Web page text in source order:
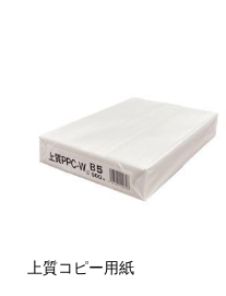
上質コピー用紙